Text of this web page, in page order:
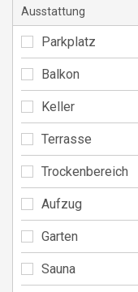
Ausstattung
Parkplatz
Balkon
Keller
Terrasse
Trockenbereich
Aufzug
Garten
Sauna